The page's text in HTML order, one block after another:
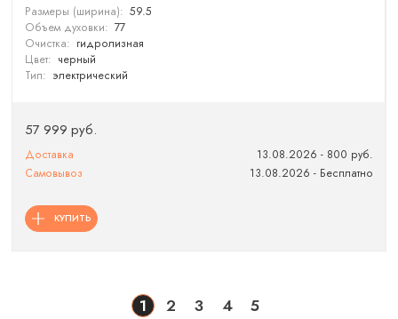
Размеры (ширина): 59.5
Объем духовки: 77
Очистка: гидролизная
Цвет: черный
Тип: электрический
57 999 руб.
Доставка
13.08.2026 - 800 руб.
Самовывоз
13.08.2026 - Бесплатно
КУПИТЬ
1 2 3 4 5